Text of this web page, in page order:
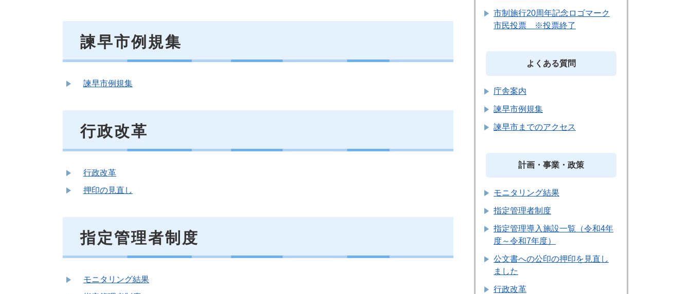
諫早市例規集
諫早市例規集
行政改革
行政改革
押印の見直し
指定管理者制度
モニタリング結果
市制施行20周年記念ロゴマーク
市民投票 ※投票終了
よくある質問
庁舎案内
諫早市例規集
諫早市までのアクセス
計画・事業・政策
モニタリング結果
指定管理者制度
指定管理導入施設一覧（令和4年
度～令和7年度）
公文書への公印の押印を見直し
ました
行政改革